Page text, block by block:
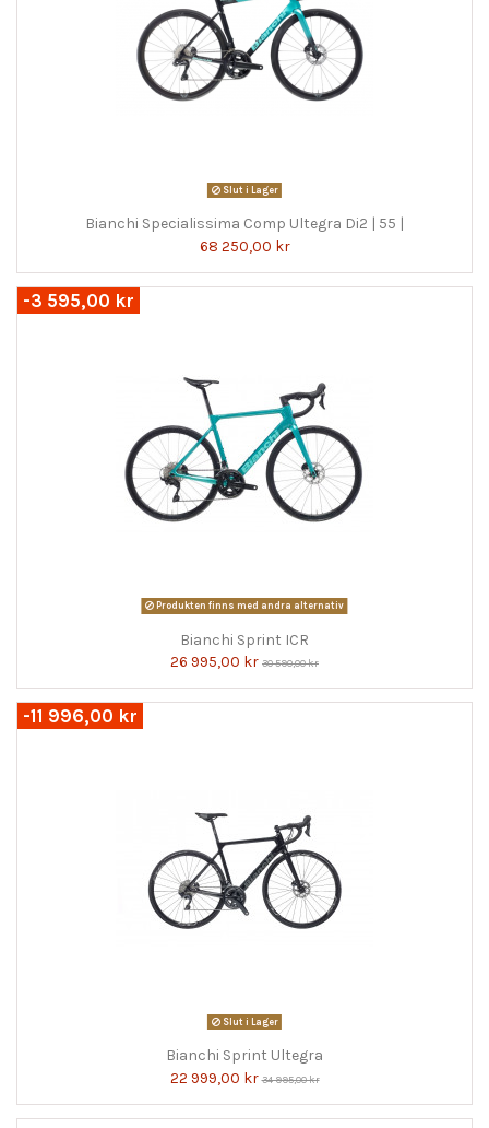
Slut i Lager
Bianchi Specialissima Comp Ultegra Di2 | 55 |
68 250,00 kr
-3 595,00 kr
Produkten finns med andra alternativ
Bianchi Sprint ICR
26 995,00 kr 30 590,00 kr
-11 996,00 kr
Slut i Lager
Bianchi Sprint Ultegra
22 999,00 kr34 995,00 kr